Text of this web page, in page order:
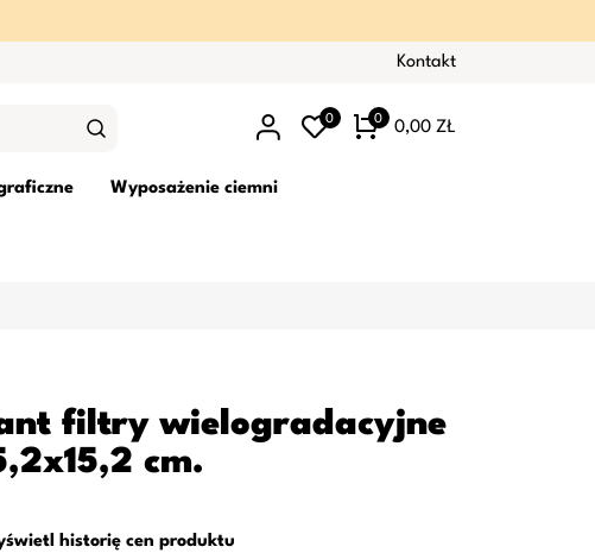
Kontakt
0 0 0,00 ZŁ
Wyposażenie ciemni
filtry wielogradacyjne
cm.
historię cen produktu